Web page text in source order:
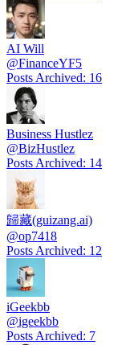
AI Will
@FinanceYF5
Posts Archived: 16
Business Hustlez
@BizHustlez
Posts Archived: 14
歸藏(guizang.ai)
@op7418
Posts Archived: 12
iGeekbb
@igeekbb
Posts Archived: 7